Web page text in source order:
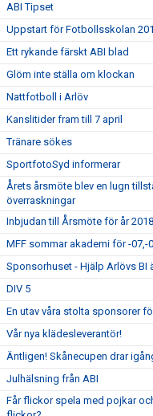
ABI Tipset
Uppstart för Fotbollsskolan
Ett rykande färskt ABI blad
Glöm inte ställa om klockan
Nattfotboll i Arlöv
Kanslitider fram till 7 april
Tränare sökes
SportfotoSyd informerar
Årets årsmöte blev en lugn
överraskningar
Inbjudan till Årsmöte för år 2018
MFF sommar akademi för -07,-
Sponsorhuset - Hjälp Arlövs BI
DIV 5
En utav våra stolta sponsorer
Vår nya klädesleverantör!
Äntligen! Skånecupen drar
Julhälsning från ABI
Får flickor spela med pojkar